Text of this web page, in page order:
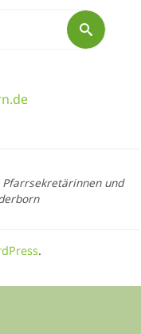
Suchen
Suche
und
.